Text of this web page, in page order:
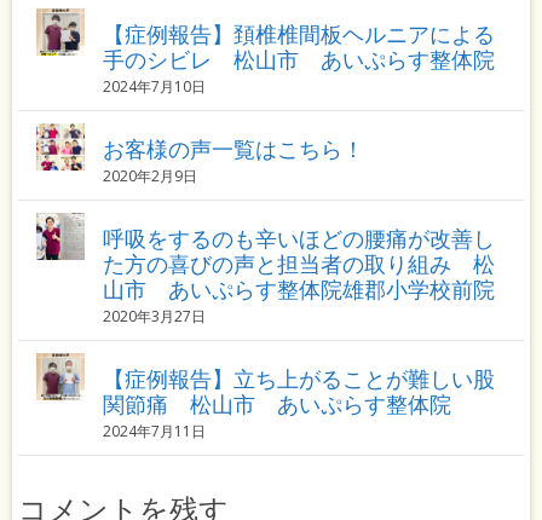
【症例報告】頚椎椎間板ヘルニアによる
手のシビレ 松山市 あいぷらす整体院
2024年7月10日
お客様の声一覧はこちら！
2020年2月9日
呼吸をするのも辛いほどの腰痛が改善し
た方の喜びの声と担当者の取り組み 松
山市 あいぷらす整体院雄郡小学校前院
2020年3月27日
【症例報告】立ち上がることが難しい股
関節痛 松山市 あいぷらす整体院
2024年7月11日
コメントを残す